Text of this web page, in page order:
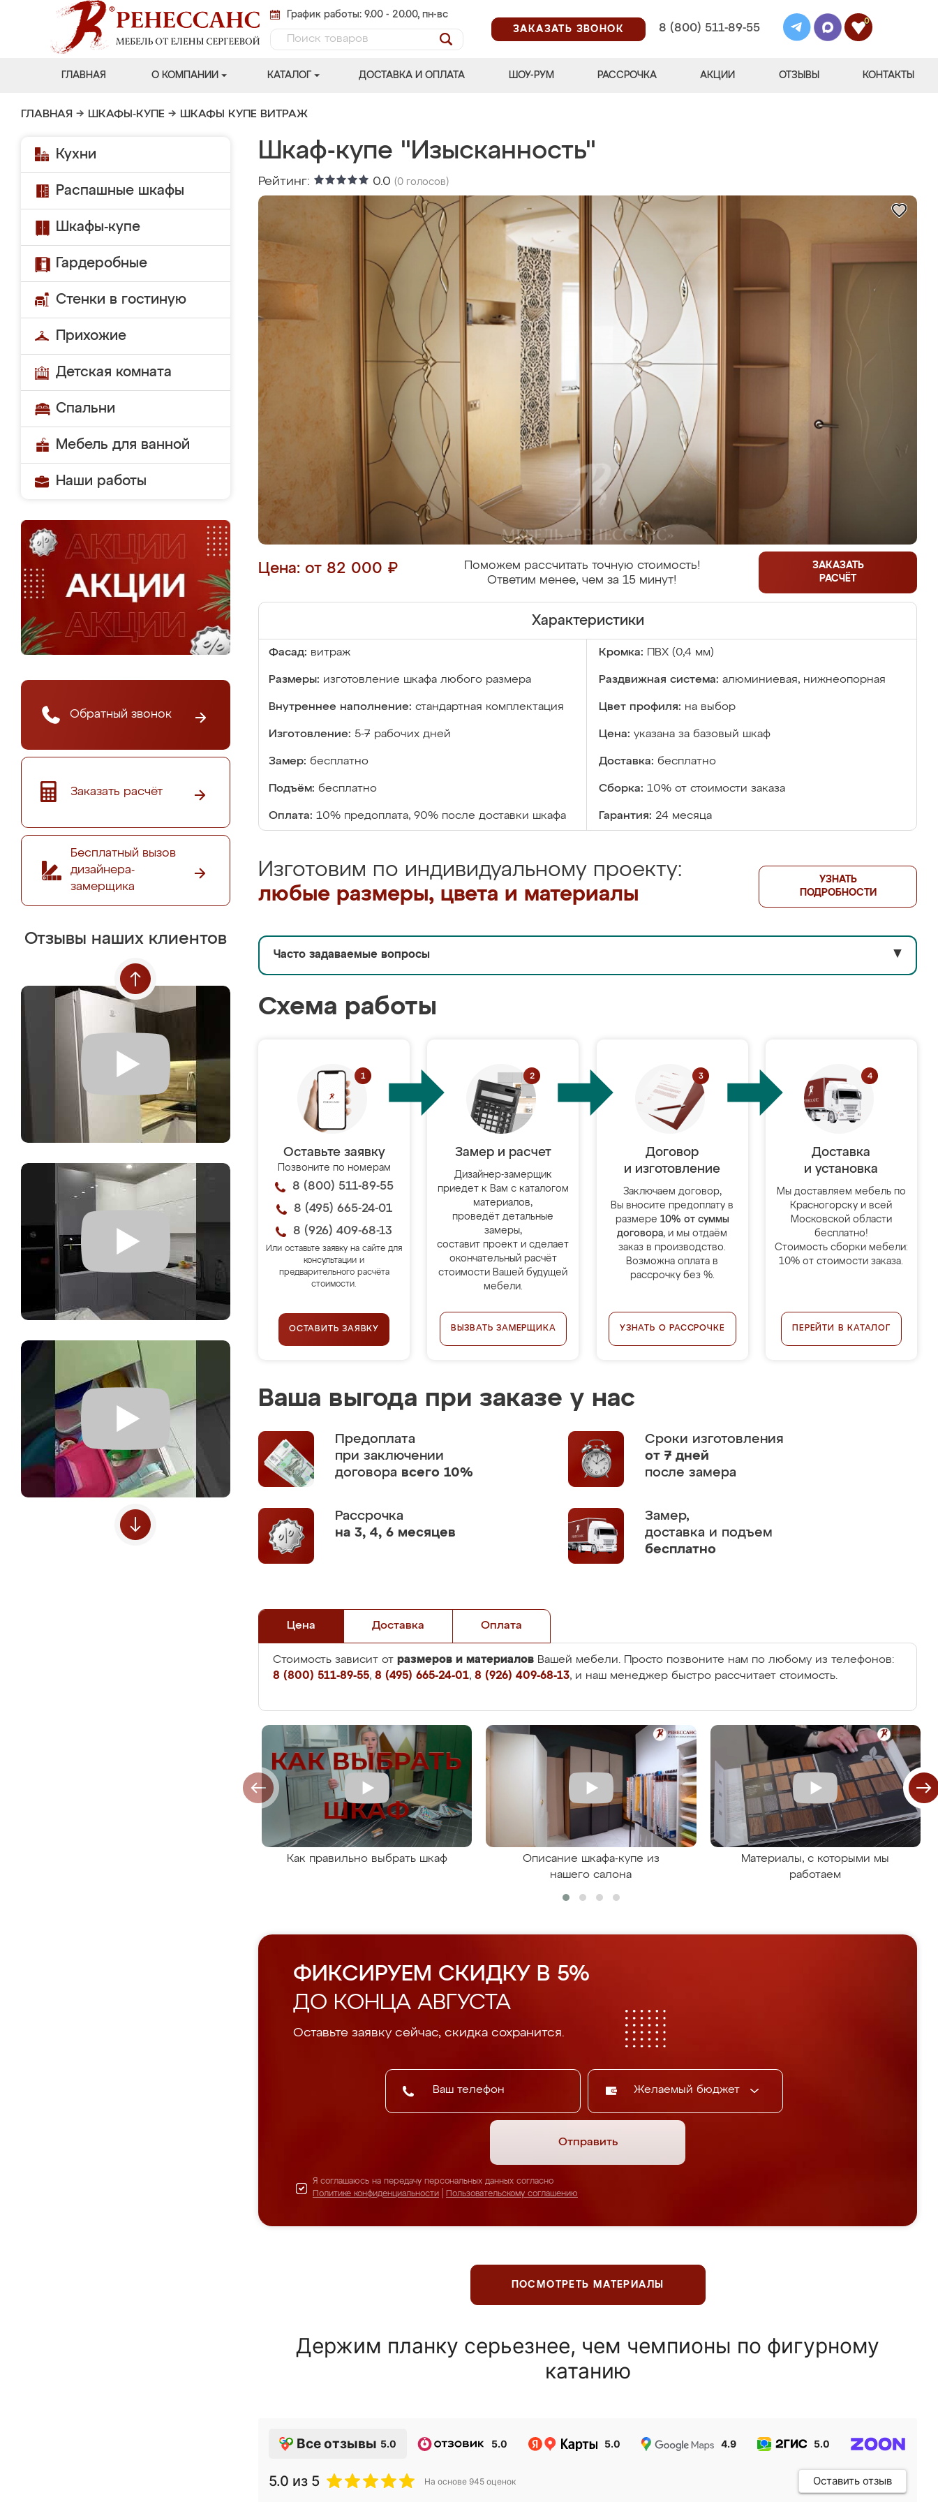
График работы: 9.00 - 20.00, пн-вс
ЗАКАЗАТЬ ЗВОНОК
8 (800) 511-89-55
0
ГЛАВНАЯ О КОМПАНИИ КАТАЛОГ ДОСТАВКА И ОПЛАТА ШОУ-РУМ РАССРОЧКА АКЦИИ ОТЗЫВЫ КОНТАКТЫ
ГЛАВНАЯ → ШКАФЫ-КУПЕ → ШКАФЫ КУПЕ ВИТРАЖ
Кухни
Распашные шкафы
Шкафы-купе
Гардеробные
Стенки в гостиную
Прихожие
Детская комната
Спальни
Мебель для ванной
Наши работы
Обратный звонок
Заказать расчёт
Бесплатный вызов
дизайнера-
замерщика
Отзывы наших клиентов
Шкаф-купе "Изысканность"
Рейтинг: 0.0 (0 голосов)
Цена: от 82 000 ₽
Поможем рассчитать точную стоимость!
Ответим менее, чем за 15 минут!
ЗАКАЗАТЬ
РАСЧЁТ
Характеристики
Фасад: витраж Кромка: ПВХ (0,4 мм)
Размеры: изготовление шкафа любого размера Раздвижная система: алюминиевая, нижнеопорная
Внутреннее наполнение: стандартная комплектация Цвет профиля: на выбор
Изготовление: 5-7 рабочих дней Цена: указана за базовый шкаф
Замер: бесплатно Доставка: бесплатно
Подъём: бесплатно Сборка: 10% от стоимости заказа
Оплата: 10% предоплата, 90% после доставки шкафа Гарантия: 24 месяца
Изготовим по индивидуальному проекту:
любые размеры, цвета и материалы
УЗНАТЬ
ПОДРОБНОСТИ
Часто задаваемые вопросы ▼
Схема работы
Оставьте заявку
Позвоните по номерам
8 (800) 511-89-55
8 (495) 665-24-01
8 (926) 409-68-13
Или оставьте заявку на сайте для
консультации и
предварительного расчёта
стоимости.
ОСТАВИТЬ ЗАЯВКУ
Замер и расчет
Дизайнер-замерщик
приедет к Вам с каталогом
материалов,
проведёт детальные
замеры,
составит проект и сделает
окончательный расчёт
стоимости Вашей будущей
мебели.
ВЫЗВАТЬ ЗАМЕРЩИКА
Договор
и изготовление
Заключаем договор,
Вы вносите предоплату в
размере 10% от суммы
договора, и мы отдаём
заказ в производство.
Возможна оплата в
рассрочку без %.
УЗНАТЬ О РАССРОЧКЕ
Доставка
и установка
Мы доставляем мебель по
Красногорску и всей
Московской области
бесплатно!
Стоимость сборки мебели:
10% от стоимости заказа.
ПЕРЕЙТИ В КАТАЛОГ
Ваша выгода при заказе у нас
Предоплата
при заключении
договора всего 10%
Сроки изготовления
от 7 дней
после замера
Рассрочка
на 3, 4, 6 месяцев
Замер,
доставка и подъем
бесплатно
Цена Доставка Оплата
Стоимость зависит от размеров и материалов Вашей мебели. Просто позвоните нам по любому из телефонов:
8 (800) 511-89-55, 8 (495) 665-24-01, 8 (926) 409-68-13, и наш менеджер быстро рассчитает стоимость.
Как правильно выбрать шкаф
Описание шкафа-купе из
нашего салона
Материалы, с которыми мы
работаем
ФИКСИРУЕМ СКИДКУ В 5%
ДО КОНЦА АВГУСТА
Оставьте заявку сейчас, скидка сохранится.
Желаемый бюджет
Отправить
Я соглашаюсь на передачу персональных данных согласно
Политике конфиденциальности
Пользовательскому соглашению
ПОСМОТРЕТЬ МАТЕРИАЛЫ
Держим планку серьезнее, чем чемпионы по фигурному
катанию
Все отзывы 5.0 5.0 5.0 4.9 5.0
5.0 из 5 На основе 945 оценок Оставить отзыв